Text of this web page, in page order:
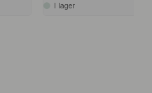
I lager